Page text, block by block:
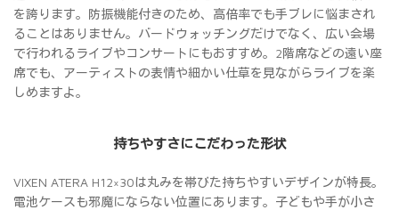
を誇ります。防振機能付きのため、高倍率でも手ブレに悩まされ
ることはありません。バードウォッチングだけでなく、広い会場
で行われるライブやコンサートにもおすすめ。2階席などの遠い座
席でも、アーティストの表情や細かい仕草を見ながらライブを楽
しめますよ。
持ちやすさにこだわった形状
VIXEN ATERA H12×30は丸みを帯びた持ちやすいデザインが特長。
電池ケースも邪魔にならない位置にあります。子どもや手が小さ